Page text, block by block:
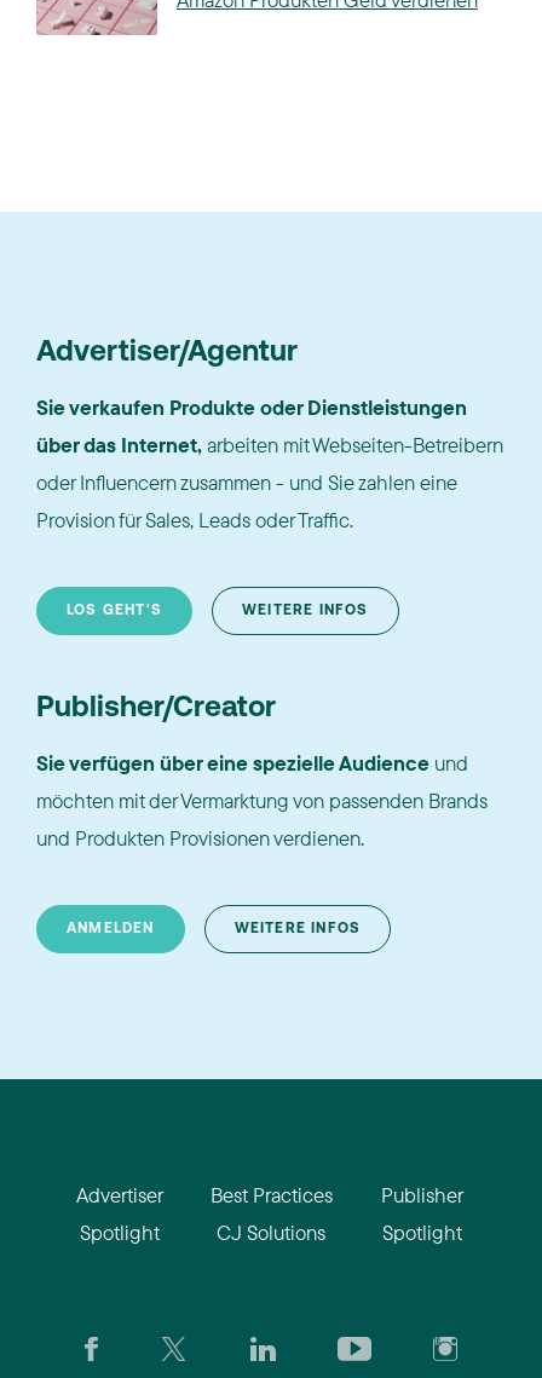
Advertiser/Agentur
Sie verkaufen Produkte oder Dienstleistungen
über das Internet,arbeiten mit Webseiten-Betreibern
oder Influencern zusammen - und Sie zahlen eine
Provision für Sales, Leads oder Traffic.
LOS GEHT'S WEITERE INFOS
Publisher/Creator
Sie verfügen über eine spezielle Audience und
möchten mit der Vermarktung von passenden Brands
und Produkten Provisionen verdienen.
ANMELDEN WEITERE INFOS
Advertiser
Spotlight
Best Practices
CJ Solutions
Publisher
Spotlight